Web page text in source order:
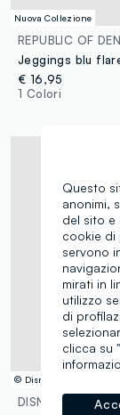
Nuova Collezione
REPUBLIC OF
€ 16,95
1 Colori
© Disney
DISNEY
Questo
anonimi,
del sito e
cookie di
servono
mirati in
utilizzo
di
clicca su